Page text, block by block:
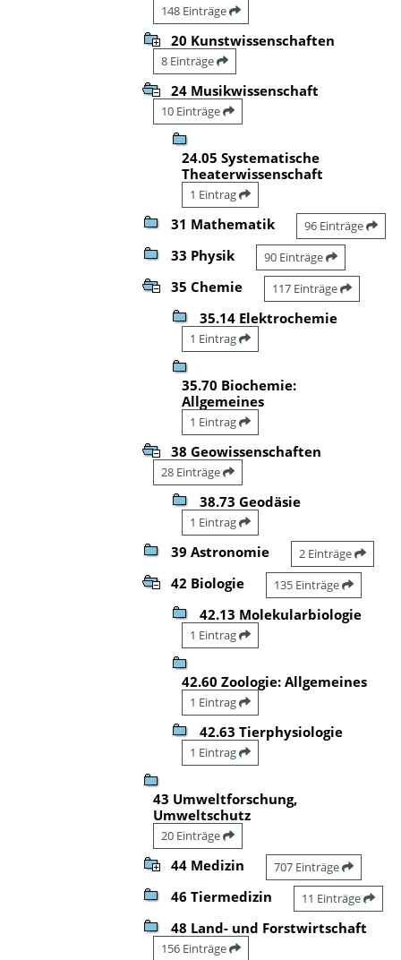
148 Einträge
20 Kunstwissenschaften
8 Einträge
24 Musikwissenschaft
10 Einträge
24.05 Systematische
Theaterwissenschaft
1 Eintrag
31 Mathematik 96 Einträge
33 Physik 90 Einträge
35 Chemie 117 Einträge
35.14 Elektrochemie
1 Eintrag
35.70 Biochemie:
Allgemeines
1 Eintrag
38 Geowissenschaften
28 Einträge
38.73 Geodäsie
1 Eintrag
39 Astronomie 2 Einträge
42 Biologie 135 Einträge
42.13 Molekularbiologie
1 Eintrag
42.60 Zoologie: Allgemeines
1 Eintrag
42.63 Tierphysiologie
1 Eintrag
43 Umweltforschung,
Umweltschutz
20 Einträge
44 Medizin 707 Einträge
46 Tiermedizin 11 Einträge
48 Land- und Forstwirtschaft
156 Einträge